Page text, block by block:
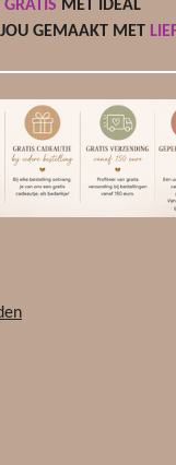
MET IDEAL
GEMAAKT MET